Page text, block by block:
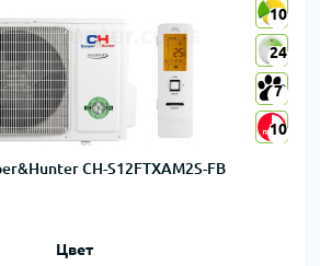
10
24
7
10
10
24
7
10
CH-S12FTXAM2S-FB
Цвет